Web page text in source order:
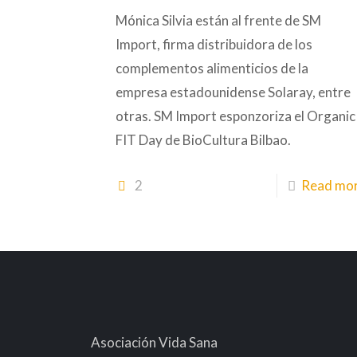
Mónica Silvia están al frente de SM
Import, firma distribuidora de los
complementos alimenticios de la
empresa estadounidense Solaray, entre
otras. SM Import esponzoriza el Organic
FIT Day de BioCultura Bilbao.
2 Read
Asociación Vida Sana